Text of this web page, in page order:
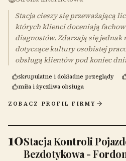
Stacja cieszy się przeważającą
których klienci doceniają
diagnostów. Zdarzają się jednak
dotyczące kultury osobistej
obsługą klientów pod koniec
skrupulatne i dokładne przeglądy
miła i życzliwa obsługa
ZOBACZ PROFIL FIRMY
10Stacja Kontroli
Bezdotykowa -